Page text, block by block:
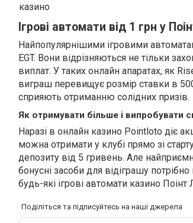
казино
Ігрові автомати від 1 грн у
Найпопулярнішими ігровими
EGT. Вони відрізняються не тільки
виплат. У таких онлайн апаратах, як
виграш перевищує розмір ставки в
сприяють отриманню солідних призів.
Як отримувати більше і випробувати
Наразі в онлайн казино Pointloto діє
можна отримати у клубі прямо зі
депозиту від 5 гривень. Але
бонусні засоби для відіграшу
будь-які ігрові автомати казино
Поділіться та підписуйтесь на наші джерела